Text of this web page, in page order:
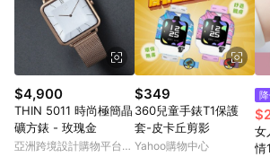
$4,900
THIN 5011 時尚極簡晶
礦方錶 - 玫瑰金
亞洲跨境設計購物平台
$349
360兒童手錶T1保護
套-皮卡丘剪影
Yahoo購物中心
女
情